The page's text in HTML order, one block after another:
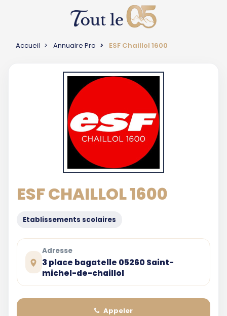
Accueil Annuaire Pro ESF Chaillol 1600
ESF CHAILLOL 1600
Etablissements scolaires
Adresse
3 place bagatelle 05260 Saint-
michel-de-chaillol
Appeler